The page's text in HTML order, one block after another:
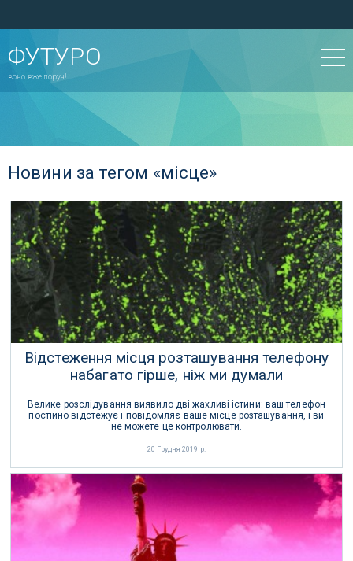
ФУТУРО
воно вже поруч!
Новини за тегом «місце»
Відстеження місця розташування телефону
набагато гірше, ніж ми думали
Велике розслідування виявило дві жахливі істини: ваш телефон
постійно відстежує і повідомляє ваше місце розташування, і ви
не можете це контролювати.
20 Грудня 2019 р.